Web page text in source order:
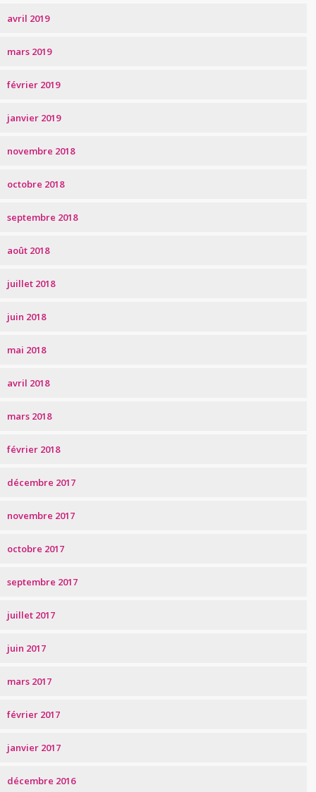
avril 2019
mars 2019
février 2019
janvier 2019
novembre 2018
octobre 2018
septembre 2018
août 2018
juillet 2018
juin 2018
mai 2018
avril 2018
mars 2018
février 2018
décembre 2017
novembre 2017
octobre 2017
septembre 2017
juillet 2017
juin 2017
mars 2017
février 2017
janvier 2017
décembre 2016